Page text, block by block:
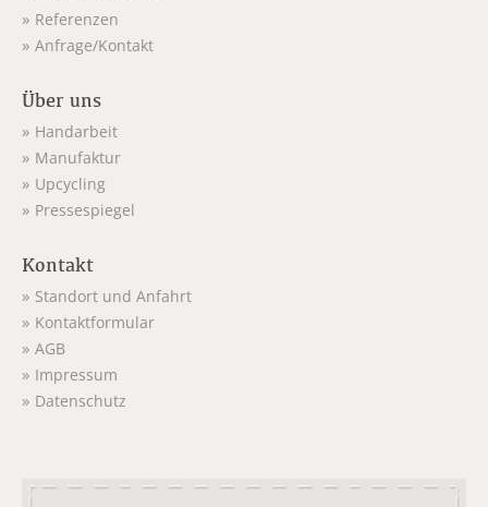
Referenzen
Anfrage/Kontakt
Über uns
Handarbeit
Manufaktur
Upcycling
Pressespiegel
Kontakt
Standort und Anfahrt
Kontaktformular
AGB
Impressum
Datenschutz